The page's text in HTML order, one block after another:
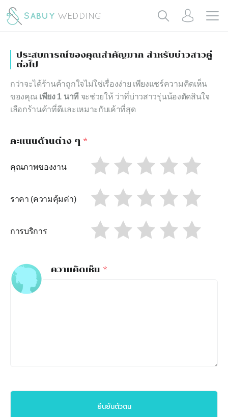
ประสบการณ์ของคุณสำคัญมาก สำหรับบ่าวสาวคู่
ต่อไป
กว่าจะได้ร้านค้าถูกใจไม่ใช่เรื่องง่าย เพียงแชร์ความคิดเห็น
ของคุณ เพียง 1 นาที จะช่วยให้ ว่าที่บ่าวสาวรุ่นน้องตัดสินใจ
เลือกร้านค้าที่ดีและเหมาะกับเค้าที่สุด
คะแนนด้านต่าง ๆ *
คุณภาพของงาน
ราคา (ความคุ้มค่า)
การบริการ
ความคิดเห็น *
ยืนยันตัวตน